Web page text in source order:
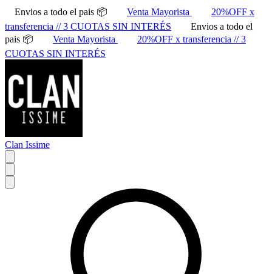
Envios a todo el pais 📦 Venta Mayorista
20%OFF x
transferencia // 3 CUOTAS SIN INTERÉS
Envios a todo el
pais 📦
Venta Mayorista
20%OFF x transferencia // 3
CUOTAS SIN INTERÉS
Clan Issime